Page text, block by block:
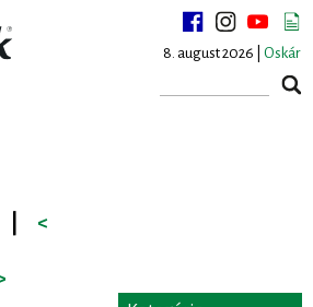
8. august 2026 | Oskár
<